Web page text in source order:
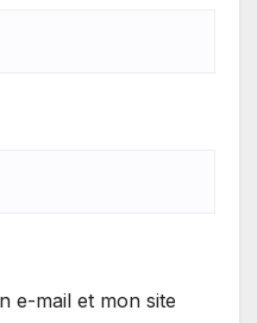
e-mail et mon site